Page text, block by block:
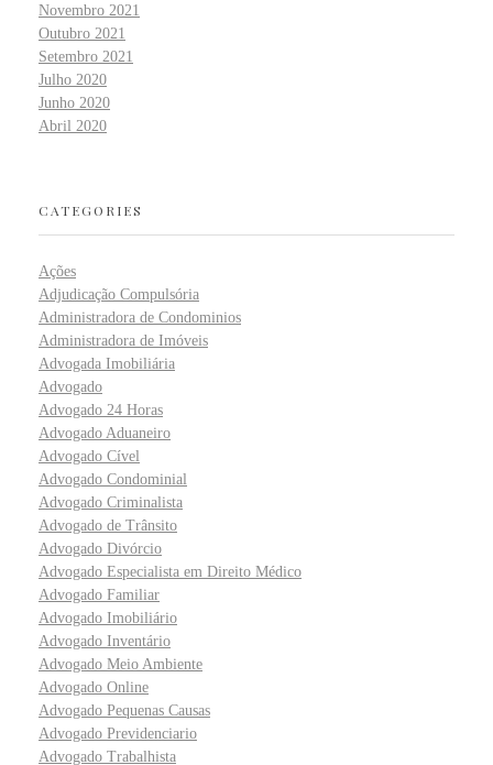
Novembro 2021
Outubro 2021
Setembro 2021
Julho 2020
Junho 2020
Abril 2020
CATEGORIES
Ações
Adjudicação Compulsória
Administradora de Condominios
Administradora de Imóveis
Advogada Imobiliária
Advogado
Advogado 24 Horas
Advogado Aduaneiro
Advogado Cível
Advogado Condominial
Advogado Criminalista
Advogado de Trânsito
Advogado Divórcio
Advogado Especialista em Direito Médico
Advogado Familiar
Advogado Imobiliário
Advogado Inventário
Advogado Meio Ambiente
Advogado Online
Advogado Pequenas Causas
Advogado Previdenciario
Advogado Trabalhista